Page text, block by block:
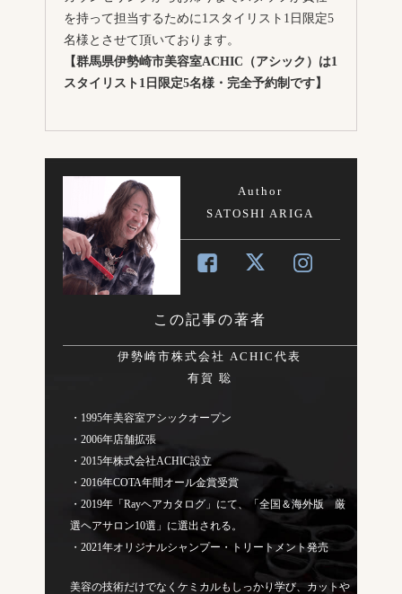
を持って担当するために1スタイリスト1日限定5
名様とさせて頂いております。
【群馬県伊勢崎市美容室ACHIC（アシック）は1
スタイリスト1日限定5名様・完全予約制です】
Author
SATOSHI ARIGA
この記事の著者
伊勢崎市株式会社 ACHIC代表
有賀 聡
・1995年美容室アシックオープン
・2006年店舗拡張
・2015年株式会社ACHIC設立
・2016年COTA年間オール金賞受賞
・2019年「Rayヘアカタログ」にて、「全国＆海外版 厳
選ヘアサロン10選」に選出される。
・2021年オリジナルシャンプー・トリートメント発売
美容の技術だけでなくケミカルもしっかり学び、カットや